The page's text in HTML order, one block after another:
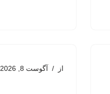
از آگوست 8, 2026